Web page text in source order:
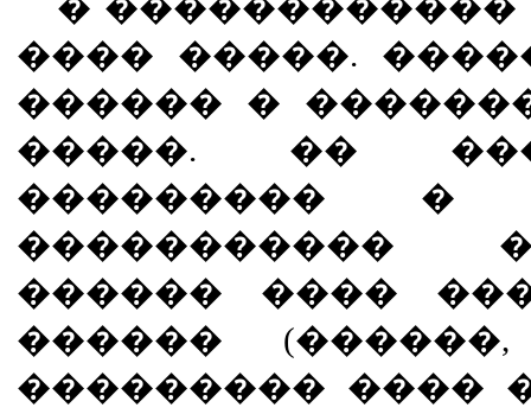
���� �����.
������ �
�����. ��
��������� �
�����������
������ ����
������
��������� ����